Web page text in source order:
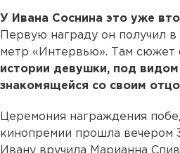
У Ивана Соснина это уже
Первую награду он получил
метр «Интервью». Там сюжет
истории девушки, под
знакомящейся со своим
Церемония награждения
кинопремии прошла вечером
Ивану вручила Марианна